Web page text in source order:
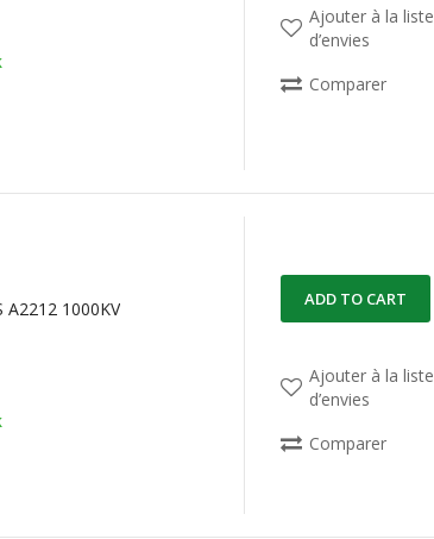
Ajouter à la liste
d’envies
Comparer
A2212 1000KV ADD TO CART
Ajouter à la liste
d’envies
Comparer